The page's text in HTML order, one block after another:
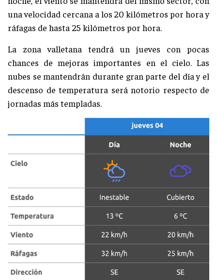
una velocidad cercana a los 20 kilómetros por hora y
ráfagas de hasta 25 kilómetros por hora.
La zona valletana tendrá un jueves con pocas
chances de mejoras importantes en el cielo. Las
nubes se mantendrán durante gran parte del día y el
descenso de temperatura será notorio respecto de
jornadas más templadas.